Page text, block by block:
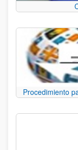
Procedimiento